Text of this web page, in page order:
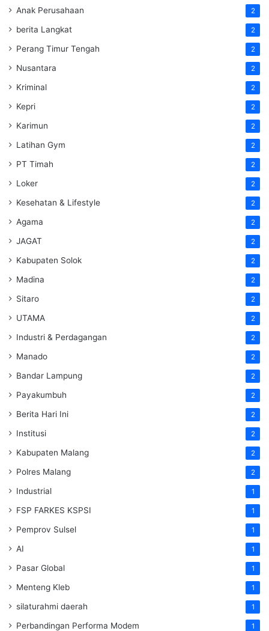
Anak Perusahaan 2
berita Langkat 2
Perang Timur Tengah 2
Nusantara 2
Kriminal 2
Kepri 2
Karimun 2
Latihan Gym 2
PT Timah 2
Loker 2
Kesehatan & Lifestyle 2
Agama 2
JAGAT 2
Kabupaten Solok 2
Madina 2
Sitaro 2
UTAMA 2
Industri & Perdagangan 2
Manado 2
Bandar Lampung 2
Payakumbuh 2
Berita Hari Ini 2
Institusi 2
Kabupaten Malang 2
Polres Malang 2
Industrial 1
FSP FARKES KSPSI 1
Pemprov Sulsel 1
AI 1
Pasar Global 1
Menteng Kleb 1
silaturahmi daerah 1
Perbandingan Performa Modem 1